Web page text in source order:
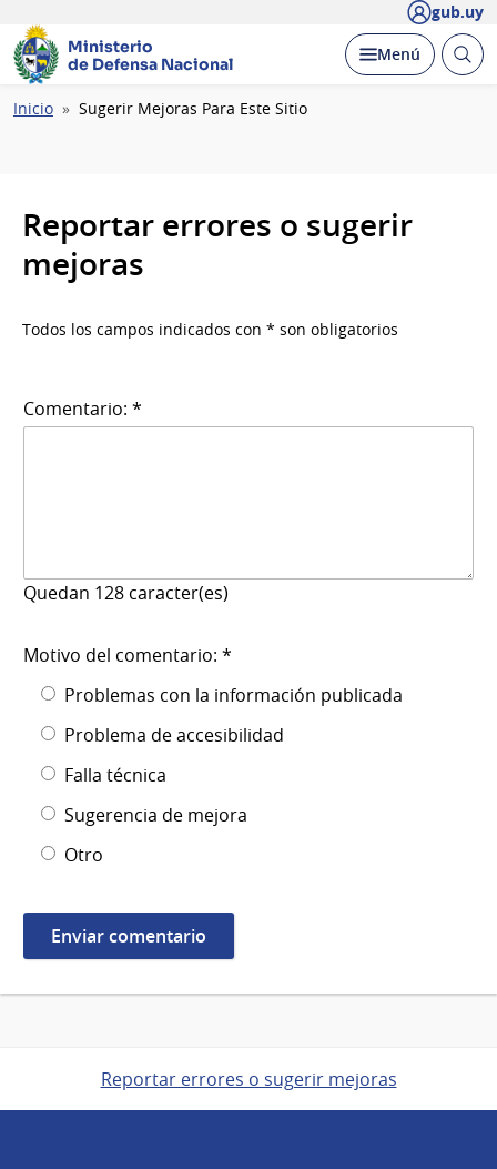
gub.uy
Ministerio
de Defensa Nacional
Desplegar
Menú Abrir
Ruta
Inicio Sugerir Mejoras Para Este Sitio
Reportar errores o sugerir
mejoras
Todos los campos indicados con * son obligatorios
Comentario: *
Quedan 128 caracter(es)
Motivo del comentario: *
Problemas con la información publicada
Problema de accesibilidad
Falla técnica
Sugerencia de mejora
Otro
Reportar errores o sugerir mejoras